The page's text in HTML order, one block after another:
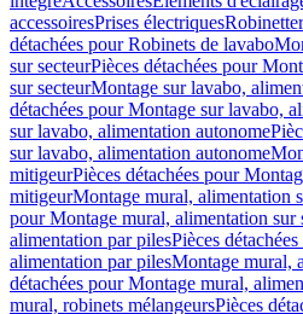
accessoiresPrises électriques
détachées pour Robinets de lavabo
sur secteurPièces détachées pour
sur secteurMontage sur lavabo,
détachées pour Montage sur lavabo,
sur lavabo, alimentation autonome
sur lavabo, alimentation autonome
mitigeurPièces détachées pour
mitigeurMontage mural, alimentation
pour Montage mural, alimentation sur
alimentation par pilesPièces
alimentation par pilesMontage mural,
détachées pour Montage mural,
mural, robinets mélangeursPièces